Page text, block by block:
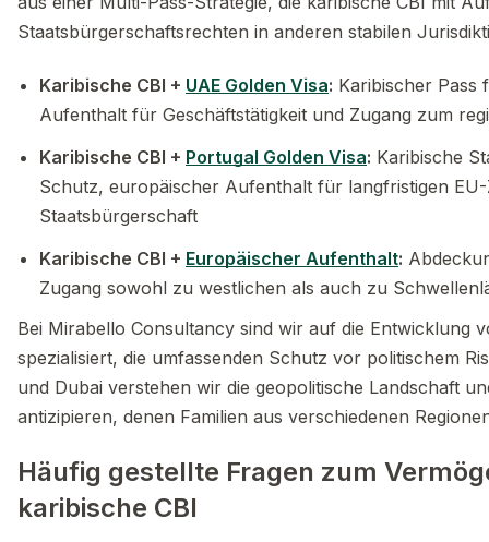
Staatsbürgerschaftsrechten in anderen stabilen
Karibische CBI + UAE Golden Visa: Karibischer Pass
Aufenthalt für Geschäftstätigkeit und Zugang zum
Karibische CBI + Portugal Golden Visa: Karibische
Schutz, europäischer Aufenthalt für langfristigen
Staatsbürgerschaft
Karibische CBI + Europäischer Aufenthalt:
Zugang sowohl zu westlichen als auch zu
Bei Mirabello Consultancy sind wir auf die Entwicklung
spezialisiert, die umfassenden Schutz vor politischem
und Dubai verstehen wir die geopolitische Landschaft
antizipieren, denen Familien aus verschiedenen
Häufig gestellte Fragen zum
karibische CBI